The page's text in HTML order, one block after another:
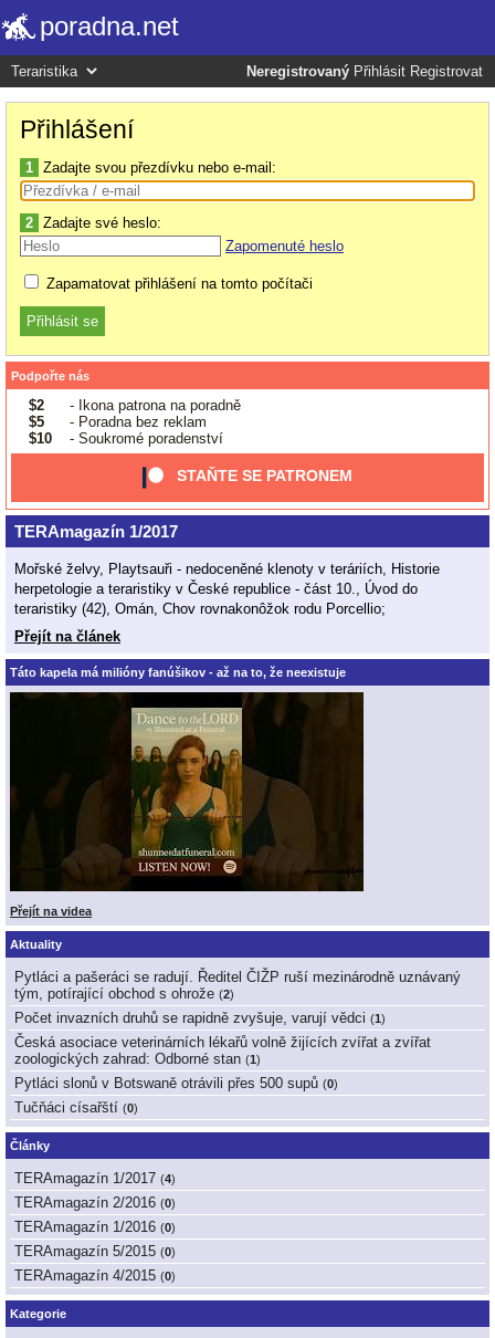
poradna.net
Neregistrovaný Přihlásit Registrovat
Přihlášení
1 Zadajte svou přezdívku nebo e-mail:
2 Zadajte své heslo:
Zapomenuté heslo
Zapamatovat přihlášení na tomto počítači
Podpořte nás
$2
- Ikona patrona na poradně
$5
- Poradna bez reklam
$10
- Soukromé poradenství
STAŇTE SE PATRONEM
TERAmagazín 1/2017
Mořské želvy, Playtsauři - nedoceněné klenoty v teráriích, Historie
herpetologie a teraristiky v České republice - část 10., Úvod do
teraristiky (42), Omán, Chov rovnakonôžok rodu Porcellio;
Přejít na článek
Táto kapela má milióny fanúšikov - až na to, že neexistuje
Přejít na videa
Aktuality
Pytláci a pašeráci se radují. Ředitel ČIŽP ruší mezinárodně uznávaný
tým, potírající obchod s ohrože (2)
Počet invazních druhů se rapidně zvyšuje, varují vědci (1)
Česká asociace veterinárních lékařů volně žijících zvířat a zvířat
zoologických zahrad: Odborné stan (1)
Pytláci slonů v Botswaně otrávili přes 500 supů (0)
Tučňáci císařští (0)
Články
TERAmagazín 1/2017 (4)
TERAmagazín 2/2016 (0)
TERAmagazín 1/2016 (0)
TERAmagazín 5/2015 (0)
TERAmagazín 4/2015 (0)
Kategorie